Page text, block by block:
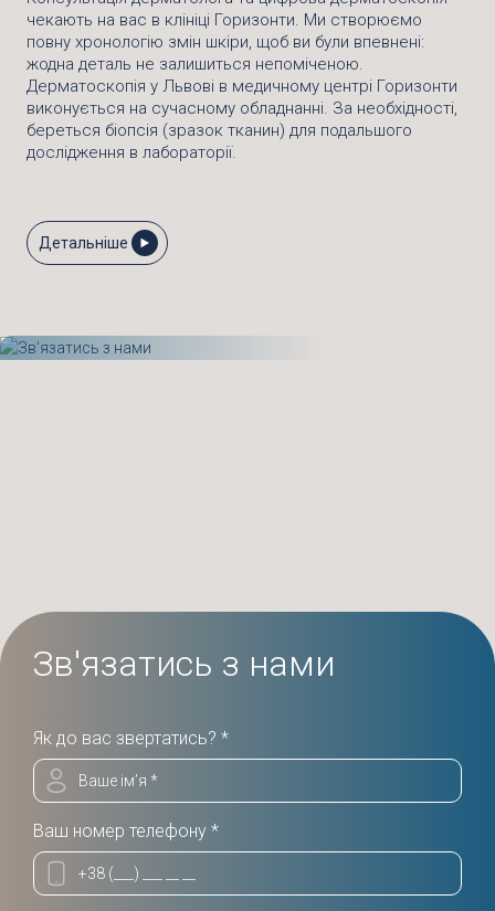
чекають на вас в клініці Горизонти. Ми створюємо
повну хронологію змін шкіри, щоб ви були впевнені:
жодна деталь не залишиться непоміченою.
Дерматоскопія у Львові в медичному центрі Горизонти
виконується на сучасному обладнанні. За необхідності,
береться біопсія (зразок тканин) для подальшого
дослідження в лабораторії.
Детальніше
Зв'язатись з нами
Як до вас звертатись? *
Ваш номер телефону *